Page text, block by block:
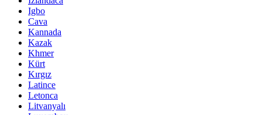
Igbo
Cava
Kannada
Kazak
Khmer
Kürt
Kırgız
Latince
Letonca
Litvanyalı